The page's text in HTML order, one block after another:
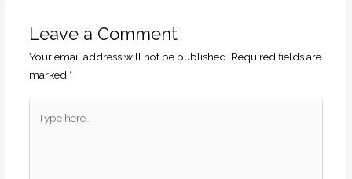
Leave a Comment
Your email address will not be published. Required fields are
marked *
here..